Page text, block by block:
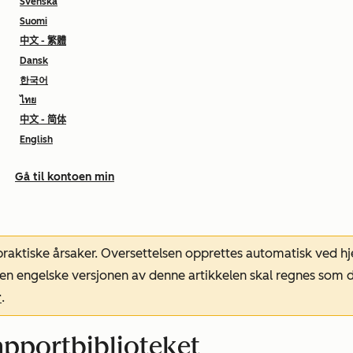
Suomi
中文 - 繁體
Dansk
한국어
ไทย
中文 - 简体
English
Gå til kontoen min
årsaker. Oversettelsen opprettes automatisk ved
engelske versjonen av denne artikkelen skal regnes som
.